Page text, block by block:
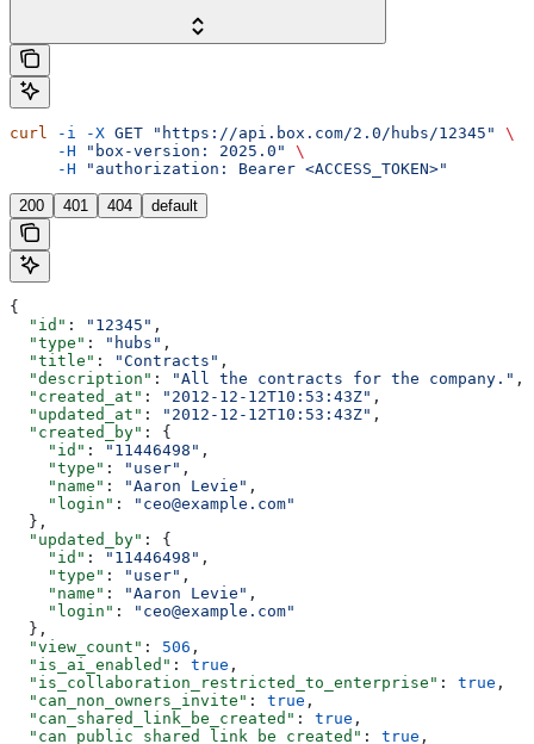
curl -i -X GET "https://api.box.com/2.0/hubs/12345"
\
     -H
"box-version: 2025.0"
\
     -H
"authorization: Bearer <ACCESS_TOKEN>"
200 401 404 default
{
  "id"
: "12345" ,
  "type"
: "hubs" ,
  "title"
: "Contracts" ,
  "description"
: "All the contracts for the company." ,
  "created_at"
: "2012-12-12T10:53:43Z" ,
  "updated_at"
: "2012-12-12T10:53:43Z" ,
  "created_by"
: {
    "id"
: "11446498" ,
    "type"
: "user" ,
    "name"
: "Aaron Levie" ,
    "login"
:
"ceo@example.com"
  },
  "updated_by"
: {
    "id"
: "11446498" ,
    "type"
: "user" ,
    "name"
: "Aaron Levie" ,
    "login"
:
"ceo@example.com"
  },
  "view_count"
: 506 ,
  "is_ai_enabled"
: true ,
  "is_collaboration_restricted_to_enterprise"
: true ,
  "can_non_owners_invite"
: true ,
  "can_shared_link_be_created"
: true ,
  "can_public_shared_link_be_created"
: true ,